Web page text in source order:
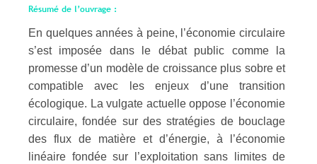
Résumé de l’ouvrage :
En quelques années à peine, l’économie circulaire
s’est imposée dans le débat public comme la
promesse d’un modèle de croissance plus sobre et
compatible avec les enjeux d’une transition
écologique. La vulgate actuelle oppose l’économie
circulaire, fondée sur des stratégies de bouclage
des flux de matière et d’énergie, à l’économie
linéaire fondée sur l’exploitation sans limites de